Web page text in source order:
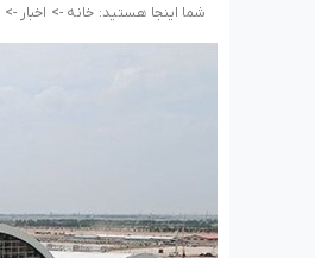
شما اینجا هستید: خانه -> اخبار ->